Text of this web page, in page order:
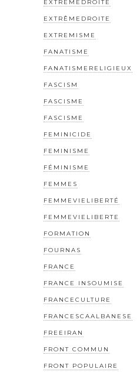
EXTREMEDROITE
EXTRÊMEDROITE
EXTREMISME
FANATISME
FANATISMERELIGIEUX
FASCISM
FASCISME
FASCISME
FEMINICIDE
FEMINISME
FÉMINISME
FEMMES
FEMMEVIELIBERTÉ
FEMMEVIELIBERTE
FORMATION
FOURNAS
FRANCE
FRANCE INSOUMISE
FRANCECULTURE
FRANCESCAALBANESE
FREEIRAN
FRONT COMMUN
FRONT POPULAIRE